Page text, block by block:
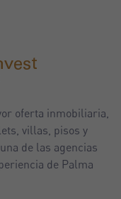
oferta inmobiliaria,
villas, pisos y
de las agencias
de Palma